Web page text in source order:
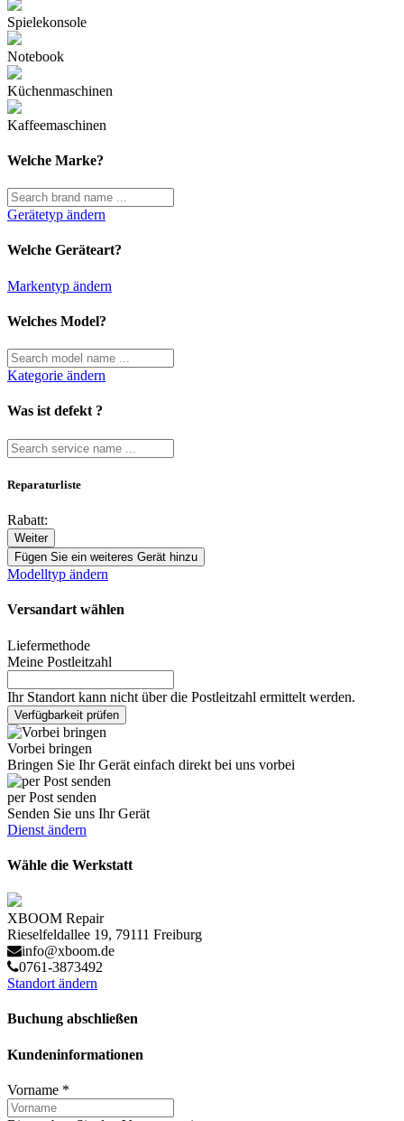
Spielekonsole
Notebook
Küchenmaschinen
Kaffeemaschinen
Welche Marke?
Gerätetyp ändern
Welche Geräteart?
Markentyp ändern
Welches Model?
Kategorie ändern
Was ist defekt ?
Reparaturliste
Rabatt:
Weiter
Fügen Sie ein weiteres Gerät hinzu
Modelltyp ändern
Versandart wählen
Liefermethode
Meine Postleitzahl
Ihr Standort kann nicht über die Postleitzahl ermittelt werden.
Verfügbarkeit prüfen
Vorbei bringen
Bringen Sie Ihr Gerät einfach direkt bei uns vorbei
per Post senden
Senden Sie uns Ihr Gerät
Dienst ändern
Wähle die Werkstatt
XBOOM Repair
Rieselfeldallee 19, 79111 Freiburg
info@xboom.de
0761-3873492
Standort ändern
Buchung abschließen
Kundeninformationen
Vorname *